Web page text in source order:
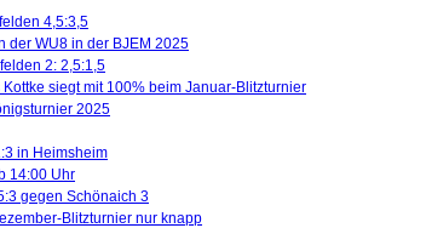
4,5:3,5
der WU8 in der BJEM 2025
2: 2,5:1,5
siegt mit 100% beim Januar-Blitzturnier
2025
in Heimsheim
14:00 Uhr
gegen Schönaich 3
Blitzturnier nur knapp